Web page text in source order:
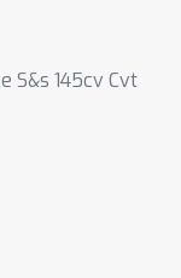
S&s 145cv Cvt